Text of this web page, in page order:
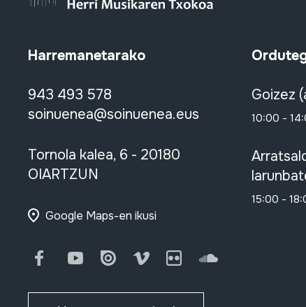
Harremanetarako
943 493 578
soinuenea@soinuenea.eus
Tornola kalea, 6 - 20180
OIARTZUN
Google Maps-en ikusi
FacebookYoutubeIssuu Vimeo FlickrSoundCloud
Goizez
10:00 -
15:00 -